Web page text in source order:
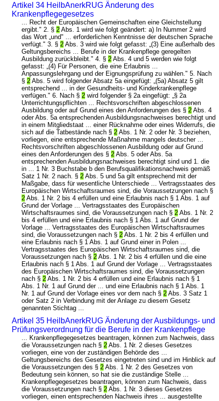
Artikel 34 HeilbAnerkRUG Änderung des
Krankenpflegegesetzes
... Recht der Europäischen Gemeinschaften eine Gleichstellung
ergibt." 2. § 2 Abs. 1 wird wie folgt geändert: a) In Nummer 2 wird
das Wort „und" ... erforderlichen Kenntnisse der deutschen Sprache
verfügt." 3. § 2 Abs. 3 wird wie folgt gefasst: „(3) Eine außerhalb des
Geltungsbereichs ... Berufe in der Krankenpflege geregelten
Ausbildung zurückbleibt." 4. § 2 Abs. 4 und 5 werden wie folgt
gefasst: „(4) Für Personen, die eine Erlaubnis ...
Anpassungslehrgang und der Eignungsprüfung zu wählen." 5. Nach
§ 2 Abs. 5 wird folgender Absatz 5a eingefügt: „(5a) Absatz 5 gilt
entsprechend ... in der Gesundheits- und Kinderkrankenpflege
verfügen." 6. Nach § 2 wird folgender § 2a eingefügt: „§ 2a
Unterrichtungspflichten ... Rechtsvorschriften abgeschlossenen
Ausbildung oder auf Grund eines den Anforderungen des § 2 Abs. 4
oder Abs. 5a entsprechenden Ausbildungsnachweises berechtigt und
in einem Mitgliedstaat ... einer Rücknahme oder eines Widerrufs, die
sich auf die Tatbestände nach § 2 Abs. 1 Nr. 2 oder Nr. 3 beziehen,
vorliegen, eine entsprechende Maßnahme mangels deutscher ...
Rechtsvorschriften abgeschlossenen Ausbildung oder auf Grund
eines den Anforderungen des § 2 Abs. 5 oder Abs. 5a
entsprechenden Ausbildungsnachweises berechtigt sind und 1. die
in ... 1 Nr. 3 Buchstabe b den Berufsqualifikationsnachweis gemäß
Satz 1 Nr. 2 nach. § 2 Abs. 5 und 5a gilt entsprechend mit der
Maßgabe, dass für wesentliche Unterschiede ... Vertragsstaates des
Europäischen Wirtschaftsraumes sind, die Voraussetzungen nach §
2 Abs. 1 Nr. 2 bis 4 erfüllen und eine Erlaubnis nach § 1 Abs. 1 auf
Grund der Vorlage ... Vertragsstaates des Europäischen
Wirtschaftsraumes sind, die Voraussetzungen nach § 2 Abs. 1 Nr. 2
bis 4 erfüllen und eine Erlaubnis nach § 1 Abs. 1 auf Grund der
Vorlage ... Vertragsstaates des Europäischen Wirtschaftsraumes
sind, die Voraussetzungen nach § 2 Abs. 1 Nr. 2 bis 4 erfüllen und
eine Erlaubnis nach § 1 Abs. 1 auf Grund einer in Polen ...
Vertragsstaates des Europäischen Wirtschaftsraumes sind, die
Voraussetzungen nach § 2 Abs. 1 Nr. 2 bis 4 erfüllen und die eine
Erlaubnis nach § 1 Abs. 1 auf Grund der Vorlage ... Vertragsstaates
des Europäischen Wirtschaftsraumes sind, die Voraussetzungen
nach § 2 Abs. 1 Nr. 2 bis 4 erfüllen und eine Erlaubnis nach § 1
Abs. 1 Nr. 1 auf Grund der ... und eine Erlaubnis nach § 1 Abs. 1
Nr. 1 auf Grund der Vorlage eines vor dem nach § 2 Abs. 3 Satz 1
oder Satz 2 in Verbindung mit der Anlage zu diesem Gesetz
genannten Stichtag ...
Artikel 35 HeilbAnerkRUG Änderung der Ausbildungs- und
Prüfungsverordnung für die Berufe in der Krankenpflege
... Krankenpflegegesetzes beantragen, können zum Nachweis, dass
die Voraussetzungen nach § 2 Abs. 1 Nr. 2 dieses Gesetzes
vorliegen, eine von der zuständigen Behörde des ...
Geltungsbereichs des Gesetzes eingetreten sind und im Hinblick auf
die Voraussetzungen des § 2 Abs. 1 Nr. 2 des Gesetzes von
Bedeutung sein können, so hat sie die zuständige Stelle ...
Krankenpflegegesetzes beantragen, können zum Nachweis, dass
die Voraussetzungen nach § 2 Abs. 1 Nr. 3 dieses Gesetzes
vorliegen, einen entsprechenden Nachweis ihres ... ausgestellte